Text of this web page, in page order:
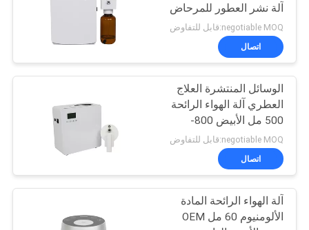
آلة نشر العطور للمرحاض
negotiable MOQ:قابل للتفاوض
اتصال
الوسائل المنتشرة العلاج
العطري آلة الهواء الرائحة
500 مل الأبيض 800-
1200m3 تغطية الرائحة
negotiable MOQ:قابل للتفاوض
اتصال
آلة الهواء الرائحة المادة
الألومنيوم 60 مل OEM